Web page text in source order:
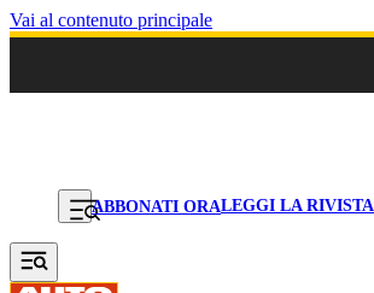
Vai al contenuto principale
ABBONATI ORALEGGI LA RIVISTA